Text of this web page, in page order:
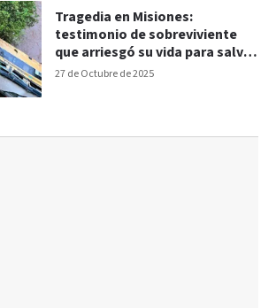
27 de Octubre de 2025
Tragedia en Misiones:
testimonio de sobreviviente
que arriesgó su vida para salvar
a otro pasajero